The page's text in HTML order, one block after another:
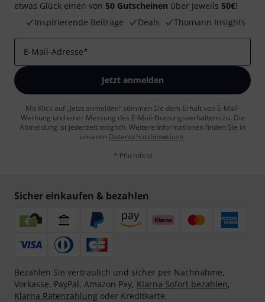
etwas Glück einen von 50 Gutscheinen über jeweils 50€!
Inspirierende Beiträge
Deals Thomann Insights
E-Mail-Adresse*
Jetzt anmelden
Mit Klick auf „Jetzt anmelden“ stimmen Sie dem Erhalt von E-Mail-
Werbung und einer Messung des E-Mail-Nutzungsverhaltens zu. Die
Abmeldung ist jederzeit möglich. Weitere Informationen finden Sie in
unseren Datenschutzhinweisen.
* Pflichtfeld
Sicher einkaufen & bezahlen
Bezahlen Sie vertraulich und sicher per Nachnahme,
Vorkasse, PayPal, Amazon Pay, Klarna Sofort bezahlen,
Klarna Ratenzahlung oder Kreditkarte.